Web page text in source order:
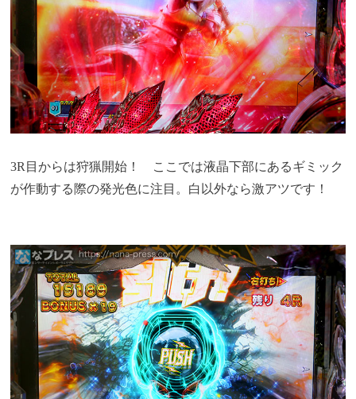
3R目からは狩猟開始！ ここでは液晶下部にあるギミック
が作動する際の発光色に注目。白以外なら激アツです！